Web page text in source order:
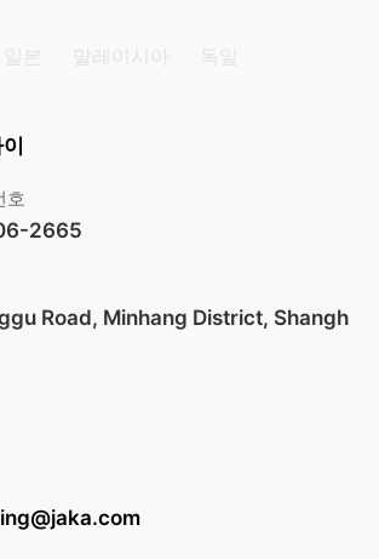
호
2665
Road, Minhang District, Shangh